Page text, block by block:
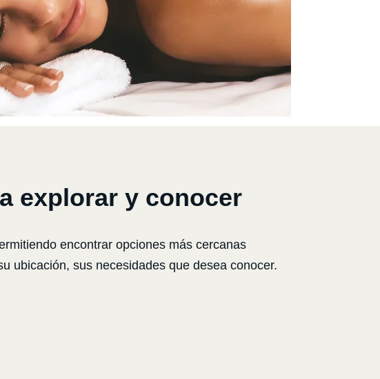
explorar y conocer
encontrar opciones más cercanas
ubicación, sus necesidades que desea conocer.